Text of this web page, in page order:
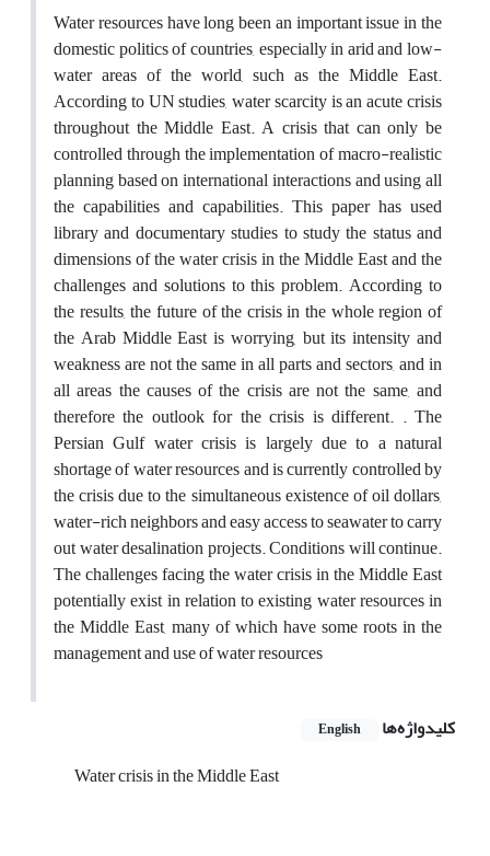
Water resources have long been an important issue in the
domestic politics of countries, especially in arid and low-
water areas of the world, such as the Middle East.
According to UN studies, water scarcity is an acute crisis
throughout the Middle East. A crisis that can only be
controlled through the implementation of macro-realistic
planning based on international interactions and using all
the capabilities and capabilities. This paper has used
library and documentary studies to study the status and
dimensions of the water crisis in the Middle East and the
challenges and solutions to this problem. According to
the results, the future of the crisis in the whole region of
the Arab Middle East is worrying, but its intensity and
weakness are not the same in all parts and sectors, and in
all areas the causes of the crisis are not the same, and
therefore the outlook for the crisis is different. . The
Persian Gulf water crisis is largely due to a natural
shortage of water resources and is currently controlled by
the crisis due to the simultaneous existence of oil dollars,
water-rich neighbors and easy access to seawater to carry
out water desalination projects. Conditions will continue.
The challenges facing the water crisis in the Middle East
potentially exist in relation to existing water resources in
the Middle East, many of which have some roots in the
management and use of water resources
کلیدواژه‌ها English
Water crisis in the Middle East